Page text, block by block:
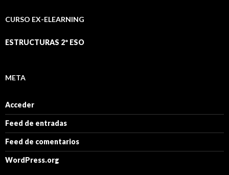
CURSO EX-ELEARNING
ESTRUCTURAS 2º ESO
META
Acceder
Feed de entradas
Feed de comentarios
WordPress.org